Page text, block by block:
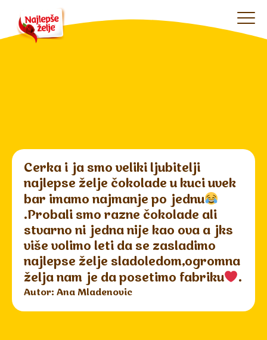
Cerka i ja smo veliki ljubitelji
najlepse želje čokolade u kuci uvek
bar imamo najmanje po jednu
.Probali smo razne čokolade ali
stvarno ni jedna nije kao ova a jks
više volimo leti da se zasladimo
najlepse želje sladoledom,ogromna
želja nam je da posetimo fabriku
.
Autor: Ana Mladenovic